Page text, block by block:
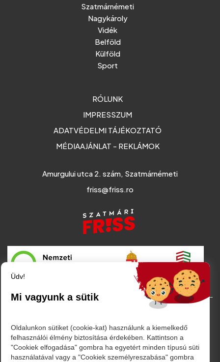
Szatmárnémeti
Nagykároly
Vidék
Belföld
Külföld
Sport
RÓLUNK
IMPRESSZUM
ADATVÉDELMI TÁJÉKOZTATÓ
MÉDIAAJÁNLAT - REKLÁMOK
Amurgului utca 2. szám, Szatmárnémeti
friss@friss.ro
Üdv!
Mi vagyunk a sütik
Oldalunkon sütiket (cookie-kat) használunk a kiemelkedő
felhasználói élmény biztosítása érdekében. Kattintson a
"Cookiek elfogadása" gombra ha egyetért minden típusú süti
használatával vagy a "Cookiek személyreszabása" gombra